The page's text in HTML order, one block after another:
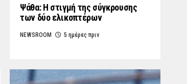
Ψάθα: Η στιγμή της σύγκρουσης
των δύο ελικοπτέρων
NEWSROOM 5 ημέρες πριν